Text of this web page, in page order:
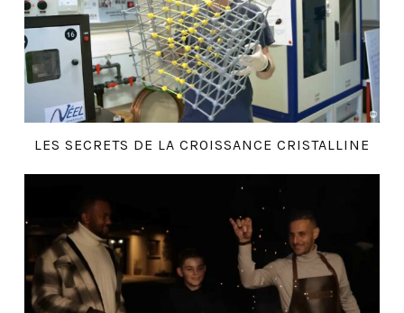
LES SECRETS DE LA CROISSANCE CRISTALLINE